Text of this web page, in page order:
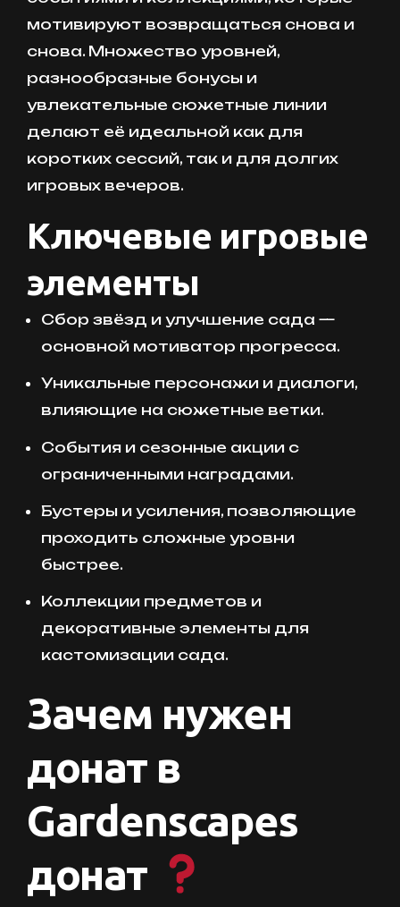
мотивируют возвращаться снова и
снова. Множество уровней,
разнообразные бонусы и
увлекательные сюжетные линии
делают её идеальной как для
коротких сессий, так и для долгих
игровых вечеров.
Ключевые игровые
элементы
Сбор звёзд и улучшение сада —
основной мотиватор прогресса.
Уникальные персонажи и диалоги,
влияющие на сюжетные ветки.
События и сезонные акции с
ограниченными наградами.
Бустеры и усиления, позволяющие
проходить сложные уровни
быстрее.
Коллекции предметов и
декоративные элементы для
кастомизации сада.
Зачем нужен
донат в
Gardenscapes
донат